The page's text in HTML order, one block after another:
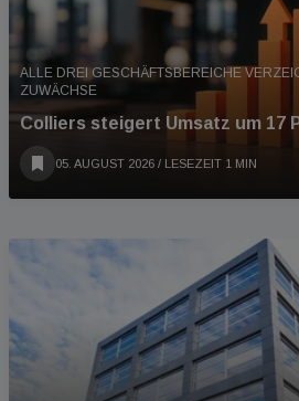
ALLE DREI GESCHÄFTSBEREICHE
ZUWÄCHSE
Colliers steigert Umsatz um 17
05. AUGUST 2026 / LESEZEIT 1 MIN